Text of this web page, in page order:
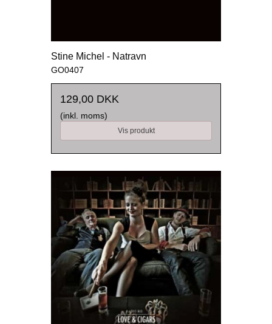
Stine Michel - Natravn
GO0407
129,00 DKK
(inkl. moms)
Vis produkt